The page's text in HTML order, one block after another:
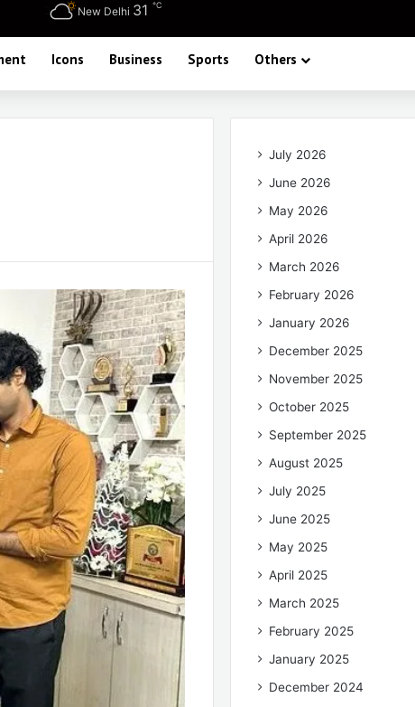
New Delhi 31 ℃
Icons Business Sports Others
July 2026
June 2026
May 2026
April 2026
March 2026
February 2026
January 2026
December 2025
November 2025
October 2025
September 2025
August 2025
July 2025
June 2025
May 2025
April 2025
March 2025
February 2025
January 2025
December 2024